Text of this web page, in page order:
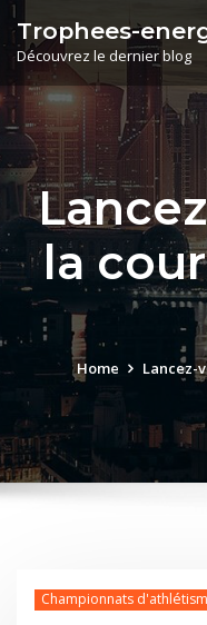
Skip
content
Trophees-
Découvrez le dernier blog
la
Home Lancez-
Championnats